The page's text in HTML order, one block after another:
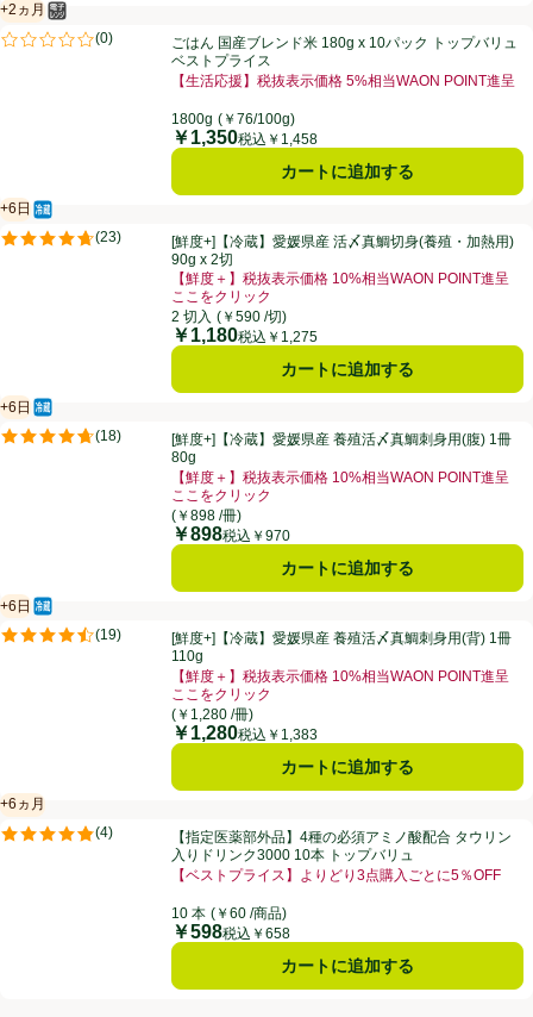
ごはん 国産ブレンド米 180g x 10パック トップバリュベストプライス
+2ヵ月
賞味・消費期限保証：2ヵ月
電子レンジ使用可
(0)
評価は0件のレビューで5点中0.0点。ごはん 国産ブレンド米 180g x 10パック トップバリュ
ベストプライス
【生活応援】税抜表示価格 5%相当WAON POINT進呈
1800g (￥76/100g)
価格
￥1,350税込￥1,458
カートに追加する
[鮮度+]【冷蔵】愛媛県産 活〆真鯛切身(養殖・加熱用) 90g x 2切
+6日
賞味・消費期限保証：6日
冷蔵食品
(23)
評価は23件のレビューで5点中4.7点。[鮮度+]【冷蔵】愛媛県産 活〆真鯛切身(養殖・加熱用)
90g x 2切
【鮮度＋】税抜表示価格 10%相当WAON POINT進呈
ここをクリック
2 切入 (￥590 /切)
価格
￥1,180税込￥1,275
カートに追加する
[鮮度+]【冷蔵】愛媛県産 養殖活〆真鯛刺身用(腹) 1冊 80g
+6日
賞味・消費期限保証：6日
冷蔵食品
(18)
評価は18件のレビューで5点中4.7点。[鮮度+]【冷蔵】愛媛県産 養殖活〆真鯛刺身用(腹) 1冊
80g
【鮮度＋】税抜表示価格 10%相当WAON POINT進呈
ここをクリック
(￥898 /冊)
価格
￥898税込￥970
カートに追加する
[鮮度+]【冷蔵】愛媛県産 養殖活〆真鯛刺身用(背) 1冊 110g
+6日
賞味・消費期限保証：6日
冷蔵食品
(19)
評価は19件のレビューで5点中4.5点。[鮮度+]【冷蔵】愛媛県産 養殖活〆真鯛刺身用(背) 1冊
110g
【鮮度＋】税抜表示価格 10%相当WAON POINT進呈
ここをクリック
(￥1,280 /冊)
価格
￥1,280税込￥1,383
カートに追加する
【指定医薬部外品】4種の必須アミノ酸配合 タウリン入りドリンク
+6ヵ月
賞味・消費期限保証：6ヵ月
(4)
評価は4件のレビューで5点中4.8点。【指定医薬部外品】4種の必須アミノ酸配合 タウリン
入りドリンク3000 10本 トップバリュ
【ベストプライス】よりどり3点購入ごとに5％OFF
10 本 (￥60 /商品)
価格
￥598税込￥658
カートに追加する